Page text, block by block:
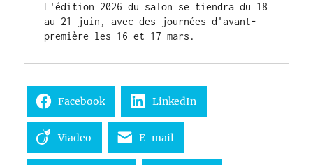
L'édition 2026 du salon se tiendra du 18
au 21 juin, avec des journées d'avant-
première les 16 et 17 mars.
Facebook LinkedIn
Viadeo E-mail